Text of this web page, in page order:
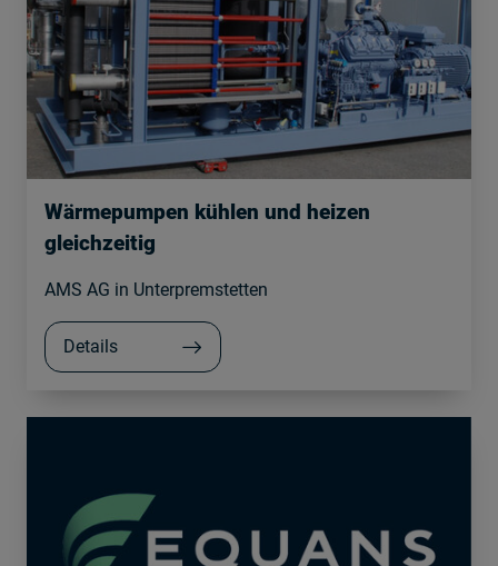
Wärmepumpen kühlen und heizen
gleichzeitig
AMS AG in Unterpremstetten
Details